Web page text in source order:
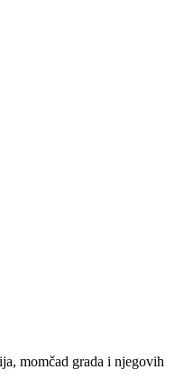
momčad grada i njegovih